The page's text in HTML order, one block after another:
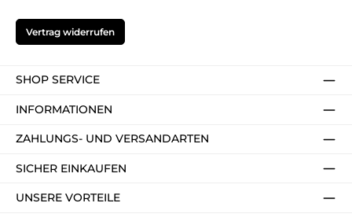
Vertrag widerrufen
SHOP SERVICE
INFORMATIONEN
ZAHLUNGS- UND VERSANDARTEN
SICHER EINKAUFEN
UNSERE VORTEILE